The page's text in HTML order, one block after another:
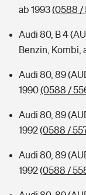
ab 1993(0588 /
Audi 80, B 4
Benzin, Kombi,
Audi 80, 89
1990(0588 /
Audi 80, 89
1992(0588 /
Audi 80, 89
1992(0588 /